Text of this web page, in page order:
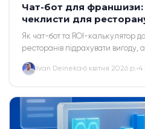
Чат-бот для франшизи:
чеклисти для
Як чат-бот та ROI-калькулятор
ресторанів підрахувати вигоду,
Ivan Deineka 6 квітня 2026 р. 4